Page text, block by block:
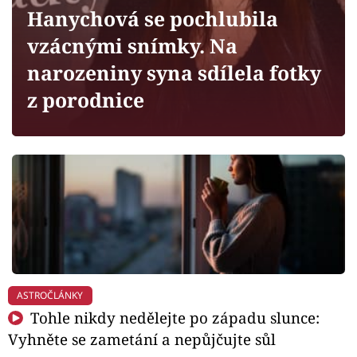
Sledujte prima+
Filmový festival Karlovy Vary
Mámy sobě
Přihlášení
Sledujte nás
Hanychová se pochlubila
vzácnými snímky. Na
narozeniny syna sdílela fotky
z porodnice
ASTROČLÁNKY
Tohle nikdy nedělejte po západu slunce:
Vyhněte se zametání a nepůjčujte sůl